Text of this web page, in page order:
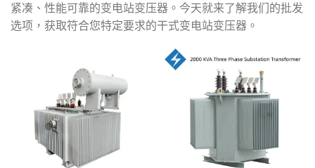
紧凑、性能可靠的变电站变压器。今天就来了解我们的批发
选项，获取符合您特定要求的干式变电站变压器。